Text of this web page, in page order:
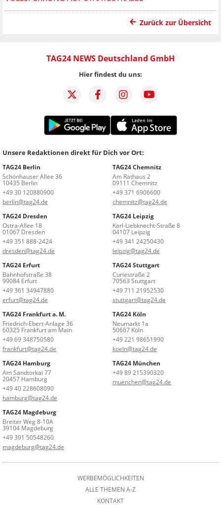
Zurück zur Übersicht
TAG24 NEWS Deutschland GmbH
Hier findest du uns:
Unsere Redaktionen direkt für Dich vor Ort:
TAG24 Berlin
Schönhauser Allee 36
10435 Berlin
+49 30 120880900
berlin@tag24.de
TAG24 Chemnitz
Am Rathaus 2
09111 Chemnitz
+49 371 6906600
chemnitz@tag24.de
TAG24 Dresden
Ostra-Allee 18
01067 Dresden
+49 351 888-2424
dresden@tag24.de
TAG24 Leipzig
Karl-Liebknecht-Straße 8
04107 Leipzig
+49 341 24250430
leipzig@tag24.de
TAG24 Erfurt
Bahnhofstraße 38
99084 Erfurt
+49 361 34947880
erfurt@tag24.de
TAG24 Stuttgart
Curiestraße 2
70563 Stuttgart
+49 711 21952530
stuttgart@tag24.de
TAG24 Frankfurt a. M.
Friedrich-Ebert-Anlage 36
60325 Frankfurt am Main
+49 69 348750580
frankfurt@tag24.de
TAG24 Köln
Neumarkt 1a
50667 Köln
+49 221 98651990
koeln@tag24.de
TAG24 Hamburg
Am Sandtorkai 77
20457 Hamburg
+49 40 228608090
hamburg@tag24.de
TAG24 München
+49 89 215390320
muenchen@tag24.de
TAG24 Magdeburg
Breiter Weg 8-10A
39104 Magdeburg
+49 391 50548260
magdeburg@tag24.de
WERBEMÖGLICHKEITEN
ALLE THEMEN A-Z
KONTAKT